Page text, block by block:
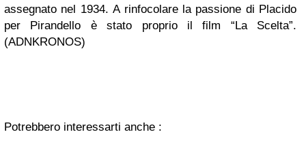
assegnato nel 1934. A rinfocolare la passione di Placido
per Pirandello è stato proprio il film “La Scelta”.
(ADNKRONOS)
Potrebbero interessarti anche :